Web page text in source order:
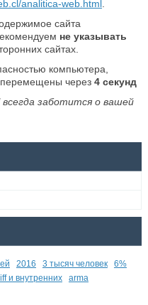
analitica-web.html.
сайта
не указывать
сайтах.
компьютера,
перемещены через 4секунд
всегда заботится о вашей
2016 3 тысяч человек
6%
и внутренних arma